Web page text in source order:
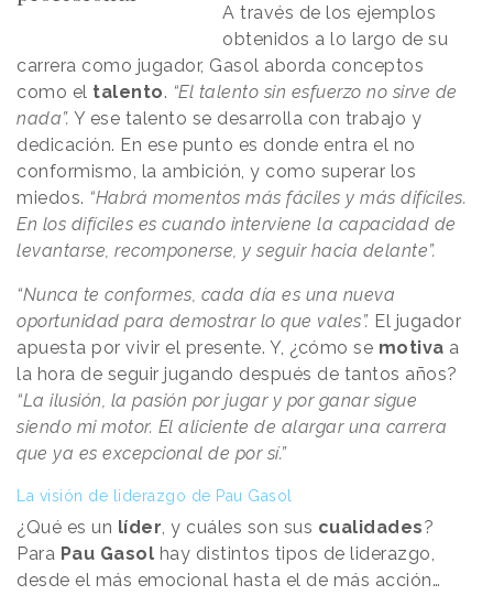
A través de los ejemplos
obtenidos a lo largo de su
carrera como jugador, Gasol aborda conceptos
como el talento. “El talento sin esfuerzo no sirve de
nada”. Y ese talento se desarrolla con trabajo y
dedicación. En ese punto es donde entra el no
conformismo, la ambición, y como superar los
miedos. “Habrá momentos más fáciles y más difíciles.
En los difíciles es cuando interviene la capacidad de
levantarse, recomponerse, y seguir hacia delante”.
“Nunca te conformes, cada día es una nueva
oportunidad para demostrar lo que vales”. El jugador
apuesta por vivir el presente. Y, ¿cómo se motiva a
la hora de seguir jugando después de tantos años?
“La ilusión, la pasión por jugar y por ganar sigue
siendo mi motor. El aliciente de alargar una carrera
que ya es excepcional de por sí.”
La visión de liderazgo de Pau Gasol
¿Qué es un líder, y cuáles son sus cualidades?
Para Pau Gasol hay distintos tipos de liderazgo,
desde el más emocional hasta el de más acción…